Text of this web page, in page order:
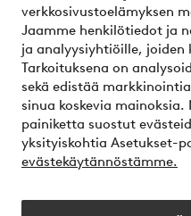
verkkosivustoelämyksen
Jaamme henkilötiedot ja
ja analyysiyhtiöille, joiden
Tarkoituksena on
sekä edistää
sinua koskevia
painiketta suostut
yksityiskohtia Asetukset-
evästekäytännöstämme.
Turvalliset
Haluatko tietää lisää
elpy